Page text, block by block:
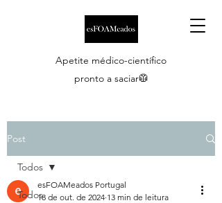
Apetite médico-científico
pronto a saciar🥼
Post
Todos
Todos
esFOAMeados Portugal
18 de out. de 2024 13 min de leitura